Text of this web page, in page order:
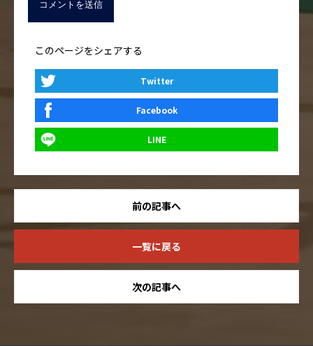
このページをシェアする
Twitter
Facebook
LINE
前の記事へ
一覧に戻る
次の記事へ